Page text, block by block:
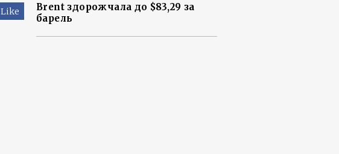
Like
Brent здорожчала до $83,29 за
барель